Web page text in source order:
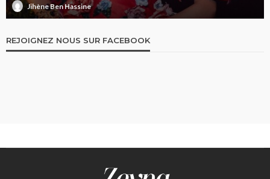
Jihène Ben Hassine
REJOIGNEZ NOUS SUR FACEBOOK